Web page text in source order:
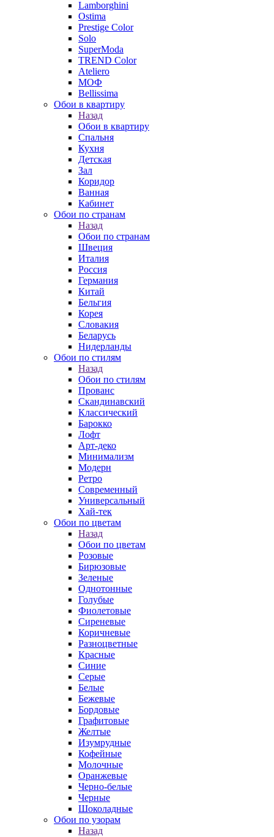
Lamborghini
Ostima
Prestige Color
Solo
SuperModa
TREND Color
Ateliero
МОФ
Bellissima
Обои в квартиру
Назад
Обои в квартиру
Спальня
Кухня
Детская
Зал
Коридор
Ванная
Кабинет
Обои по странам
Назад
Обои по странам
Швеция
Италия
Россия
Германия
Китай
Бельгия
Корея
Словакия
Беларусь
Нидерланды
Обои по стилям
Назад
Обои по стилям
Прованс
Скандинавский
Классический
Барокко
Лофт
Арт-деко
Минимализм
Модерн
Ретро
Современный
Универсальный
Хай-тек
Обои по цветам
Назад
Обои по цветам
Розовые
Бирюзовые
Зеленые
Однотонные
Голубые
Фиолетовые
Сиреневые
Коричневые
Разноцветные
Красные
Синие
Серые
Белые
Бежевые
Бордовые
Графитовые
Желтые
Изумрудные
Кофейные
Молочные
Оранжевые
Черно-белые
Черные
Шоколадные
Обои по узорам
Назад